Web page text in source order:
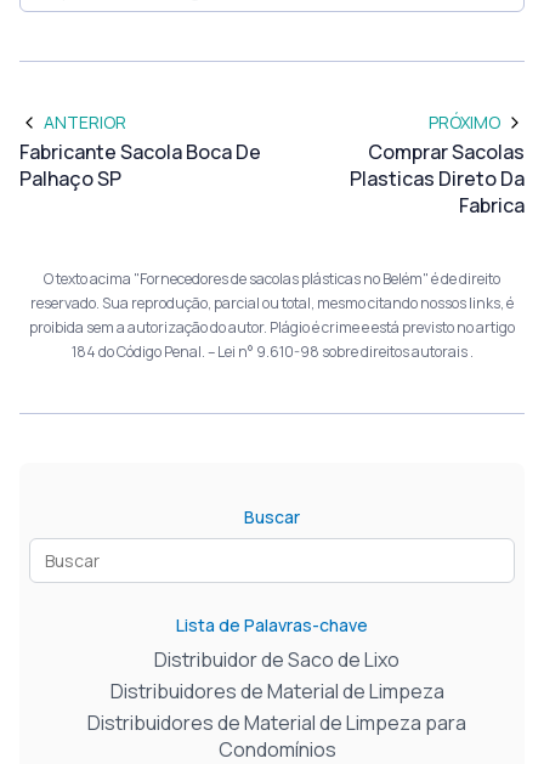
ANTERIOR
Fabricante Sacola Boca De
Palhaço SP
PRÓXIMO
Comprar Sacolas
Plasticas Direto Da
Fabrica
O texto acima "Fornecedores de sacolas plásticas no Belém" é de direito
reservado. Sua reprodução, parcial ou total, mesmo citando nossos links, é
proibida sem a autorização do autor. Plágio é crime e está previsto no artigo
184 do Código Penal. –Lei n° 9.610-98 sobre direitos autorais.
Buscar
Lista de Palavras-chave
Distribuidor de Saco de Lixo
Distribuidores de Material de Limpeza
Distribuidores de Material de Limpeza para
Condomínios